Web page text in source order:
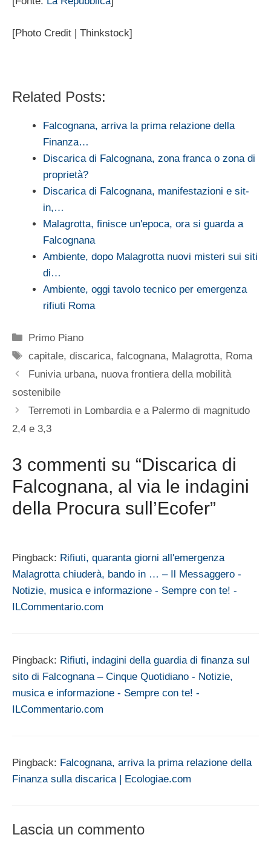
[Photo Credit | Thinkstock]
Related Posts:
Falcognana, arriva la prima relazione della
Finanza…
Discarica di Falcognana, zona franca o zona di
proprietà?
Discarica di Falcognana, manifestazioni e sit-
in,…
Malagrotta, finisce un'epoca, ora si guarda a
Falcognana
Ambiente, dopo Malagrotta nuovi misteri sui siti
di…
Ambiente, oggi tavolo tecnico per emergenza
rifiuti Roma
Categorie
Primo Piano
Tag
capitale,discarica,falcognana, Malagrotta, Roma
Funivia urbana, nuova frontiera della mobilità
sostenibile
Terremoti in Lombardia e a Palermo di magnitudo
2,4 e 3,3
3 commenti su “Discarica di
Falcognana, al via le indagini
della Procura sull’Ecofer”
Pingback: Rifiuti, quaranta giorni all'emergenza
Malagrotta chiuderà, bando in … – Il Messaggero -
Notizie, musica e informazione - Sempre con te! -
ILCommentario.com
Pingback: Rifiuti, indagini della guardia di finanza sul
sito di Falcognana – Cinque Quotidiano - Notizie,
musica e informazione - Sempre con te! -
ILCommentario.com
Pingback: Falcognana, arriva la prima relazione della
Finanza sulla discarica | Ecologiae.com
Lascia un commento